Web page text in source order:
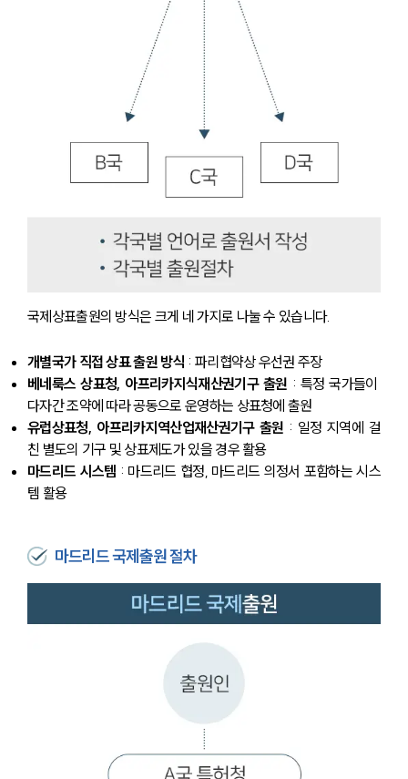
국제상표출원의 방식은 크게 네 가지로 나눌 수 있습니다.
개별국가 직접 상표 출원 방식 : 파리협약상 우선권 주장
베네룩스 상표청, 아프리카지식재산권기구 출원 : 특정 국가들이
다자간 조약에 따라 공동으로 운영하는 상표청에 출원
유럽상표청, 아프리카지역산업재산권기구 출원 : 일정 지역에 걸
친 별도의 기구 및 상표제도가 있을 경우 활용
마드리드 시스템 : 마드리드 협정, 마드리드 의정서 포함하는 시스
템 활용
마드리드 국제출원 절차